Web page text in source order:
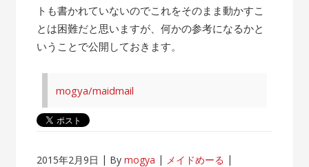
トも書かれていないのでこれをそのまま動かすこ
とは困難だと思いますが、何かの参考になるかと
いうことで公開しておきます。
mogya/maidmail
2015年2月9日 Bymogya
メイドめーる